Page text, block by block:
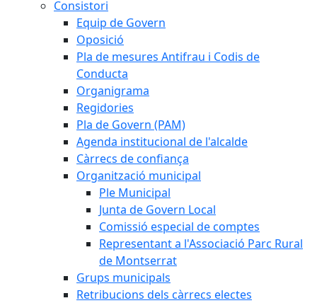
Consistori
Equip de Govern
Oposició
Pla de mesures Antifrau i Codis de
Conducta
Organigrama
Regidories
Pla de Govern (PAM)
Agenda institucional de l'alcalde
Càrrecs de confiança
Organització municipal
Ple Municipal
Junta de Govern Local
Comissió especial de comptes
Representant a l'Associació Parc Rural
de Montserrat
Grups municipals
Retribucions dels càrrecs electes